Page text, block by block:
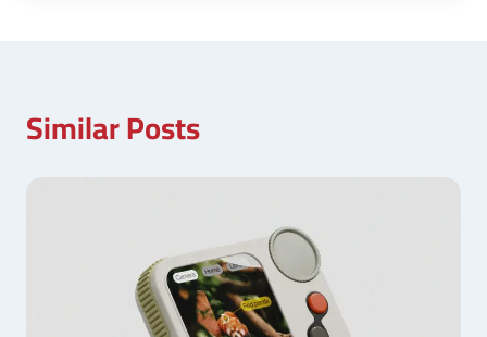
Similar Posts